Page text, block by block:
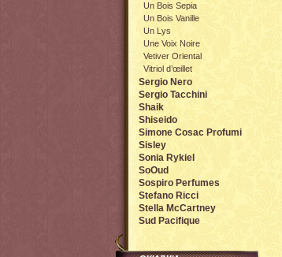
Un Bois Sepia
Un Bois Vanille
Un Lys
Une Voix Noire
Vetiver Oriental
Vitriol d’œillet
Sergio Nero
Sergio Tacchini
Shaik
Shiseido
Simone Cosac Profumi
Sisley
Sonia Rykiel
SoOud
Sospiro Perfumes
Stefano Ricci
Stella McCartney
Sud Pacifique